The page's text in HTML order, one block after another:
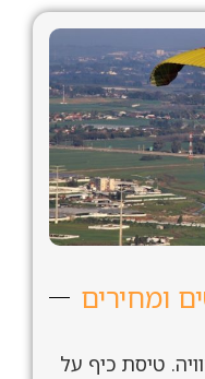
ומחירים
טיסת כיף על